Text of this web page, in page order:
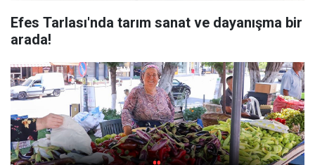
Efes Tarlası'nda tarım sanat ve dayanışma bir
arada!